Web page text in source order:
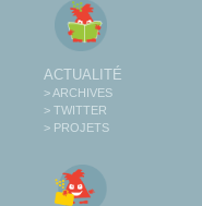
ACTUALITÉ
> ARCHIVES
> TWITTER
> PROJETS